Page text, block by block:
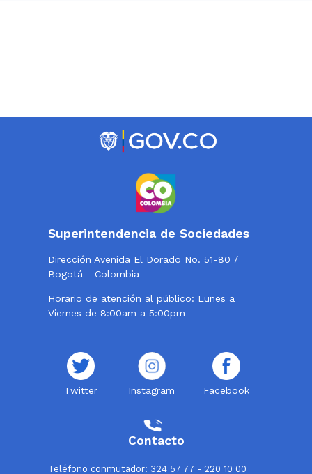
Superintendencia de Sociedades
Dirección Avenida El Dorado No. 51-80 /
Bogotá - Colombia
Horario de atención al público: Lunes a
Viernes de 8:00am a 5:00pm
Twitter Instagram Facebook
Contacto
Teléfono conmutador: 324 57 77 - 220 10 00